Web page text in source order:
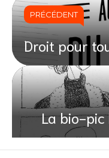
PRÉCÉDENT
Droit pour
La bio-pic